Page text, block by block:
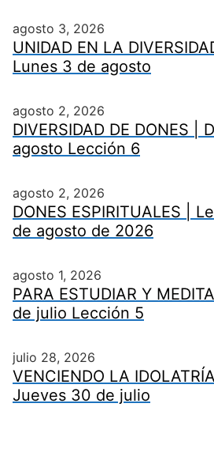
agosto 3, 2026
UNIDAD EN LA
Lunes 3 de agosto
agosto 2, 2026
DIVERSIDAD DE DONES |
agosto Lección 6
agosto 2, 2026
DONES ESPIRITUALES |
de agosto de 2026
agosto 1, 2026
PARA ESTUDIAR Y
de julio Lección 5
julio 28, 2026
VENCIENDO LA
Jueves 30 de julio